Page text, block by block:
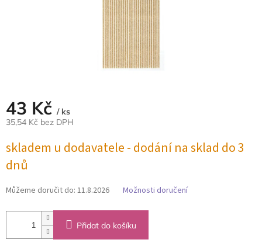
43 Kč / ks
35,54 Kč bez DPH
cena:
skladem u dodavatele - dodání na sklad do 3
dnů
Můžeme doručit do: 11.8.2026 Možnosti doručení
Přidat do košíku